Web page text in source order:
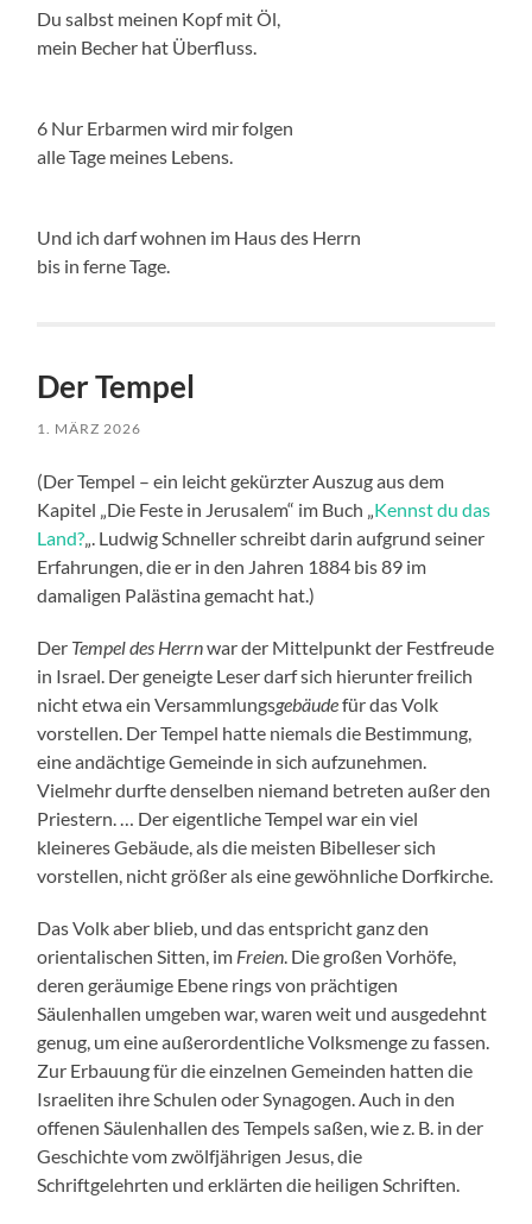
Du salbst meinen Kopf mit Öl,
mein Becher hat Überfluss.
6 Nur Erbarmen wird mir folgen
alle Tage meines Lebens.
Und ich darf wohnen im Haus des Herrn
bis in ferne Tage.
Der Tempel
1. MÄRZ 2026
(Der Tempel – ein leicht gekürzter Auszug aus dem
Kapitel „Die Feste in Jerusalem“ im Buch „Kennst du das
Land?„. Ludwig Schneller schreibt darin aufgrund seiner
Erfahrungen, die er in den Jahren 1884 bis 89 im
damaligen Palästina gemacht hat.)
Der Tempel des Herrnwar der Mittelpunkt der Festfreude
in Israel. Der geneigte Leser darf sich hierunter freilich
nicht etwa ein Versammlungsgebäudefür das Volk
vorstellen. Der Tempel hatte niemals die Bestimmung,
eine andächtige Gemeinde in sich aufzunehmen.
Vielmehr durfte denselben niemand betreten außer den
Priestern. … Der eigentliche Tempel war ein viel
kleineres Gebäude, als die meisten Bibelleser sich
vorstellen, nicht größer als eine gewöhnliche Dorfkirche.
Das Volk aber blieb, und das entspricht ganz den
orientalischen Sitten, im Freien. Die großen Vorhöfe,
deren geräumige Ebene rings von prächtigen
Säulenhallen umgeben war, waren weit und ausgedehnt
genug, um eine außerordentliche Volksmenge zu fassen.
Zur Erbauung für die einzelnen Gemeinden hatten die
Israeliten ihre Schulen oder Synagogen. Auch in den
offenen Säulenhallen des Tempels saßen, wie z. B. in der
Geschichte vom zwölfjährigen Jesus, die
Schriftgelehrten und erklärten die heiligen Schriften.